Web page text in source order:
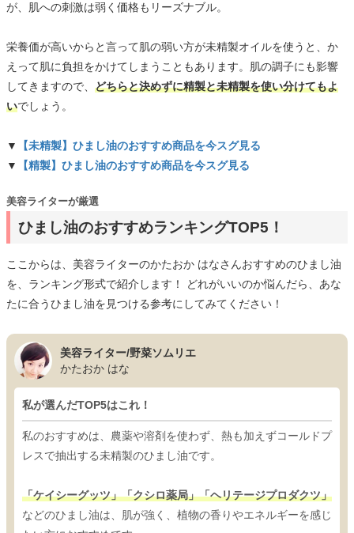
が、肌への刺激は弱く価格もリーズナブル。
栄養価が高いからと言って肌の弱い方が未精製オイルを使うと、か
えって肌に負担をかけてしまうこともあります。肌の調子にも影響
してきますので、 どちらと決めずに精製と未精製を使い分けてもよ
いでしょう。
▼
【未精製】ひまし油のおすすめ商品を今スグ見る
▼
【精製】ひまし油のおすすめ商品を今スグ見る
ひまし油のおすすめランキングTOP5！
美容ライターが厳選
ここからは、美容ライターのかたおか はなさんおすすめのひまし油
を、ランキング形式で紹介します！ どれがいいのか悩んだら、あな
たに合うひまし油を見つける参考にしてみてください！
美容ライター/野菜ソムリエ
かたおか はな
私が選んだTOP5はこれ！
私のおすすめは、農薬や溶剤を使わず、熱も加えずコールドプ
レスで抽出する未精製のひまし油です。
「ケイシーグッツ」「クシロ薬局」「ヘリテージプロダクツ」
などのひまし油は、肌が強く、植物の香りやエネルギーを感じ